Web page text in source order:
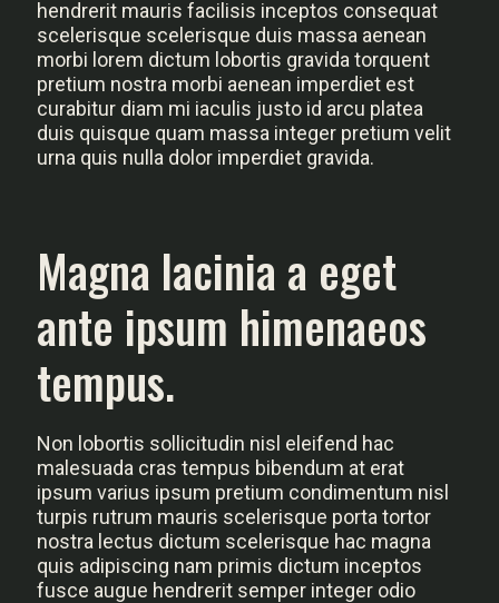
hendrerit mauris facilisis inceptos consequat
scelerisque scelerisque duis massa aenean
morbi lorem dictum lobortis gravida torquent
pretium nostra morbi aenean imperdiet est
curabitur diam mi iaculis justo id arcu platea
duis quisque quam massa integer pretium velit
urna quis nulla dolor imperdiet gravida.
Magna lacinia a eget
ante ipsum himenaeos
tempus.
Non lobortis sollicitudin nisl eleifend hac
malesuada cras tempus bibendum at erat
ipsum varius ipsum pretium condimentum nisl
turpis rutrum mauris scelerisque porta tortor
nostra lectus dictum scelerisque hac magna
quis adipiscing nam primis dictum inceptos
fusce augue hendrerit semper integer odio